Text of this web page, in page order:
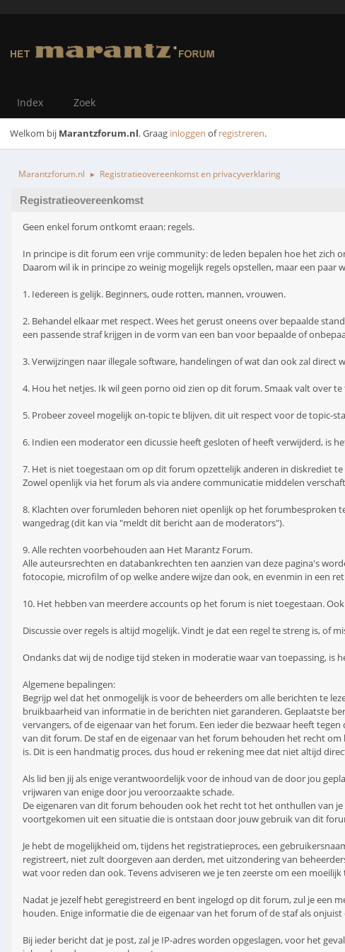
Index Zoek
Welkom bij Marantzforum.nl. Graag inloggen ofregistreren.
Marantzforum.nl ► Registratieovereenkomst en privacyverklaring
Registratieovereenkomst
Geen enkel forum ontkomt eraan: regels.
In principe is dit forum een vrije community: de leden bepalen hoe het zich
Daarom wil ik in principe zo weinig mogelijk regels opstellen, maar een paar
1. Iedereen is gelijk. Beginners, oude rotten, mannen, vrouwen.
2. Behandel elkaar met respect. Wees het gerust oneens over bepaalde
een passende straf krijgen in de vorm van een ban voor bepaalde of
3. Verwijzingen naar illegale software, handelingen of wat dan ook zal direct
4. Hou het netjes. Ik wil geen porno oid zien op dit forum. Smaak valt over
5. Probeer zoveel mogelijk on-topic te blijven, dit uit respect voor de topic-
6. Indien een moderator een dicussie heeft gesloten of heeft verwijderd, is
7. Het is niet toegestaan om op dit forum opzettelijk anderen in diskrediet
Zowel openlijk via het forum als via andere communicatie middelen
8. Klachten over forumleden behoren niet openlijk op het forumbesproken
wangedrag (dit kan via "meldt dit bericht aan de moderators").
9. Alle rechten voorbehouden aan Het Marantz Forum.
Alle auteursrechten en databankrechten ten aanzien van deze pagina's
fotocopie, microfilm of op welke andere wijze dan ook, en evenmin in een
10. Het hebben van meerdere accounts op het forum is niet toegestaan.
Discussie over regels is altijd mogelijk. Vindt je dat een regel te streng is, of
Ondanks dat wij de nodige tijd steken in moderatie waar van toepassing,
Algemene bepalingen:
Begrijp wel dat het onmogelijk is voor de beheerders om alle berichten te
bruikbaarheid van informatie in de berichten niet garanderen. Geplaatste
vervangers, of de eigenaar van het forum. Een ieder die bezwaar heeft
van dit forum. De staf en de eigenaar van het forum behouden het recht
is. Dit is een handmatig proces, dus houd er rekening mee dat niet altijd
Als lid ben jij als enige verantwoordelijk voor de inhoud van de door jou
vrijwaren van enige door jou veroorzaakte schade.
De eigenaren van dit forum behouden ook het recht tot het onthullen van
voortgekomen uit een situatie die is ontstaan door jouw gebruik van dit
Je hebt de mogelijkheid om, tijdens het registratieproces, een
registreert, niet zult doorgeven aan derden, met uitzondering van
wat voor reden dan ook. Tevens adviseren we je ten zeerste om een
Nadat je jezelf hebt geregistreerd en bent ingelogd op dit forum, zul je
houden. Enige informatie die de eigenaar van het forum of de staf als
Bij ieder bericht dat je post, zal je IP-adres worden opgeslagen, voor het